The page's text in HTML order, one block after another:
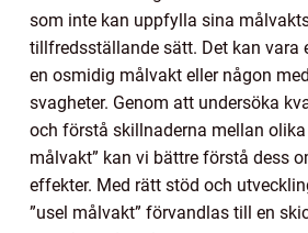
som inte kan uppfylla sina
tillfredsställande sätt. Det kan vara
en osmidig målvakt eller någon
svagheter. Genom att undersöka
och förstå skillnaderna mellan olika
målvakt” kan vi bättre förstå dess
effekter. Med rätt stöd och
”usel målvakt” förvandlas till en